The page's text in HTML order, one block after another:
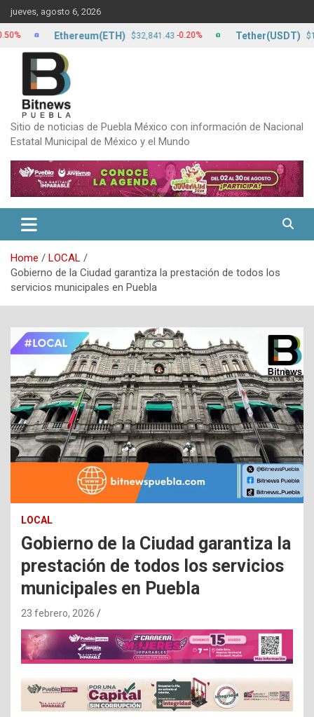
Skip
to
content
jueves, agosto 6, 2026
Sitio de noticias de Puebla México con información de Nacional
Estatal Municipal de México y el Mundo
Home
LOCAL
Gobierno de la Ciudad garantiza la prestación de todos los
servicios municipales en Puebla
LOCAL
Gobierno de la Ciudad garantiza la
prestación de todos los servicios
municipales en Puebla
23 febrero, 2026
Ethereum(ETH) $32,841.43 -0.20% Tether(USDT) $17.24